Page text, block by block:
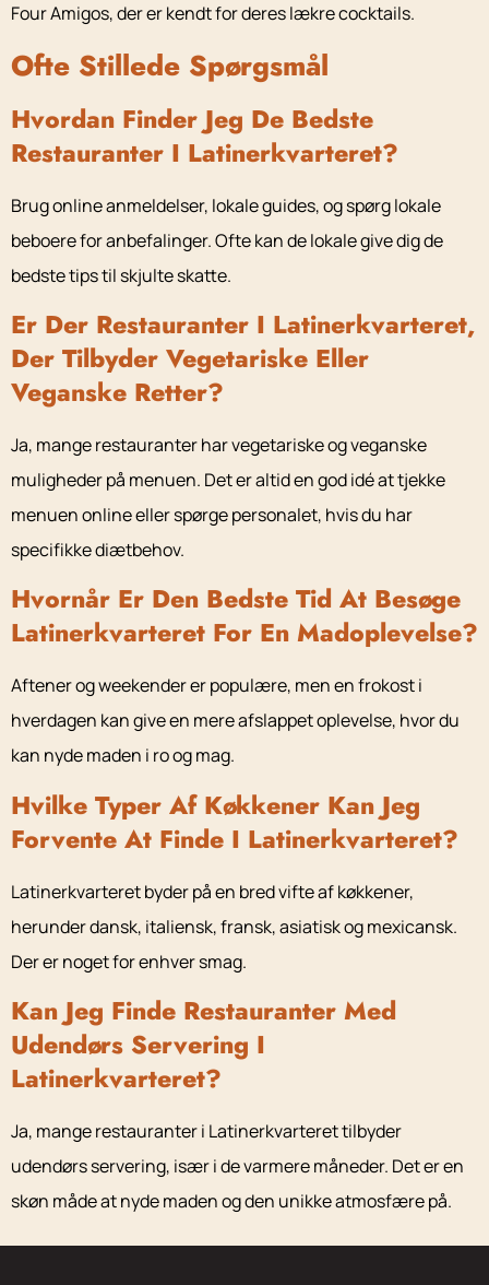
Four Amigos, der er kendt for deres lækre cocktails.
Ofte Stillede Spørgsmål
Hvordan Finder Jeg De Bedste
Restauranter I Latinerkvarteret?
Brug online anmeldelser, lokale guides, og spørg lokale
beboere for anbefalinger. Ofte kan de lokale give dig de
bedste tips til skjulte skatte.
Er Der Restauranter I Latinerkvarteret,
Der Tilbyder Vegetariske Eller
Veganske Retter?
Ja, mange restauranter har vegetariske og veganske
muligheder på menuen. Det er altid en god idé at tjekke
menuen online eller spørge personalet, hvis du har
specifikke diætbehov.
Hvornår Er Den Bedste Tid At Besøge
Latinerkvarteret For En Madoplevelse?
Aftener og weekender er populære, men en frokost i
hverdagen kan give en mere afslappet oplevelse, hvor du
kan nyde maden i ro og mag.
Hvilke Typer Af Køkkener Kan Jeg
Forvente At Finde I Latinerkvarteret?
Latinerkvarteret byder på en bred vifte af køkkener,
herunder dansk, italiensk, fransk, asiatisk og mexicansk.
Der er noget for enhver smag.
Kan Jeg Finde Restauranter Med
Udendørs Servering I
Latinerkvarteret?
Ja, mange restauranter i Latinerkvarteret tilbyder
udendørs servering, især i de varmere måneder. Det er en
skøn måde at nyde maden og den unikke atmosfære på.